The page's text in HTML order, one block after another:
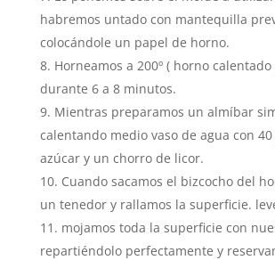
habremos untado con mantequilla
colocándole un papel de horno.
Horneamos a 200º ( horno
durante 6 a 8 minutos.
Mientras preparamos un almíbar
calentando medio vaso de agua con
azúcar y un chorro de licor.
Cuando sacamos el bizcocho del
un tenedor y rallamos la superficie.
mojamos toda la superficie con
repartiéndolo perfectamente y